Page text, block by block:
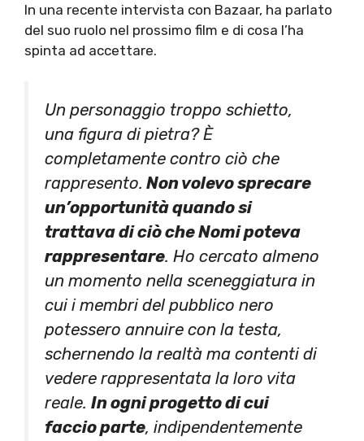
In una recente intervista con Bazaar, ha parlato
del suo ruolo nel prossimo film e di cosa l’ha
spinta ad accettare.
Un personaggio troppo schietto,
una figura di pietra? È
completamente contro ciò che
rappresento. Non volevo sprecare
un’opportunità quando si
trattava di ciò che Nomi poteva
rappresentare. Ho cercato almeno
un momento nella sceneggiatura in
cui i membri del pubblico nero
potessero annuire con la testa,
schernendo la realtà ma contenti di
vedere rappresentata la loro vita
reale. In ogni progetto di cui
faccio parte, indipendentemente